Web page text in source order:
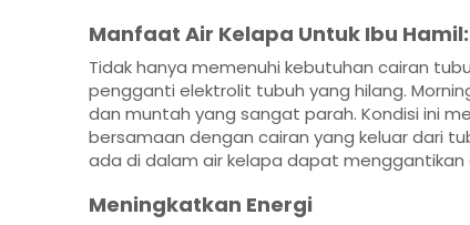
Manfaat Air Kelapa Untuk Ibu
Tidak hanya memenuhi kebutuhan cairan
pengganti elektrolit tubuh yang hilang.
dan muntah yang sangat parah. Kondisi ini
bersamaan dengan cairan yang keluar dari
ada di dalam air kelapa dapat
Meningkatkan Energi